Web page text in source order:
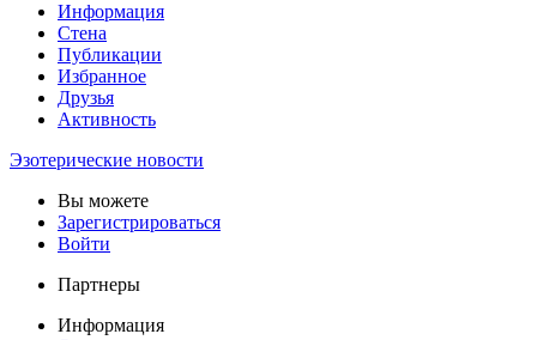
Информация
Стена
Публикации
Избранное
Друзья
Активность
Эзотерические новости
Вы можете
Зарегистрироваться
Войти
Партнеры
Информация